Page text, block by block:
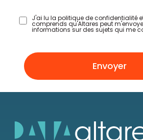
J'ai lu la politique de confidentialité
comprends qu'Altares peut
informations sur des sujets qui me
Envoyer